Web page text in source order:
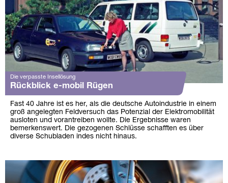
Die verpasste Insellösung
Rückblick e-mobil Rügen
Fast 40 Jahre ist es her, als die deutsche Autoindustrie in einem
groß angelegten Feldversuch das Potenzial der Elektromobilität
ausloten und vorantreiben wollte. Die Ergebnisse waren
bemerkenswert. Die gezogenen Schlüsse schafften es über
diverse Schubladen indes nicht hinaus.